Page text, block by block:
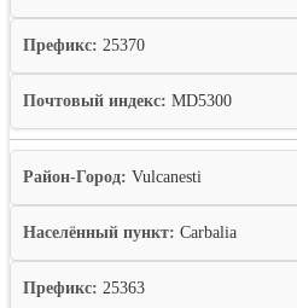
Префикс: 25370
Почтовый индекс: MD5300
Район-Город: Vulcanesti
Населённый пункт: Carbalia
Префикс: 25363